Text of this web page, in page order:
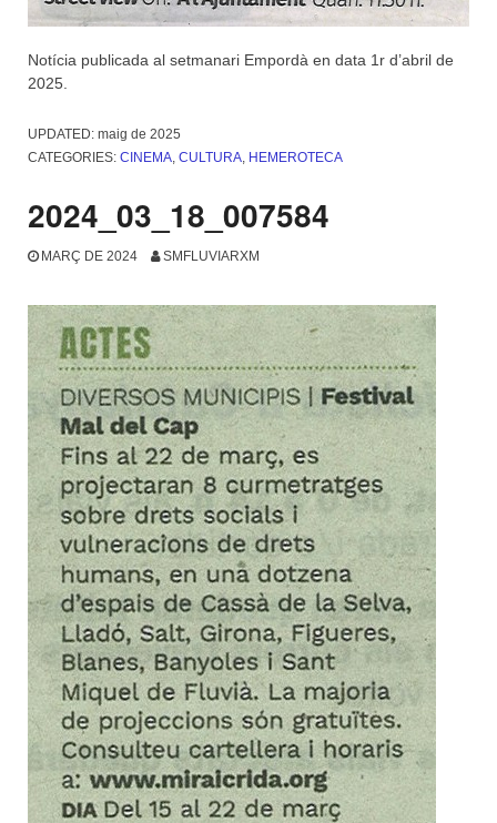
Notícia publicada al setmanari Empordà en data 1r d’abril de
2025.
UPDATED: maig de 2025
CATEGORIES: CINEMA CULTURA HEMEROTECA
2024_03_18_007584
MARÇ DE 2024 SMFLUVIARXM